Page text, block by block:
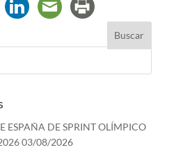
ESPAÑA DE SPRINT OLÍMPICO
03/08/2026